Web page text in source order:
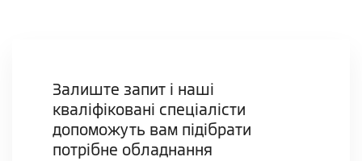
Залиште запит і наші
кваліфіковані спеціалісти
допоможуть вам підібрати
потрібне обладнання